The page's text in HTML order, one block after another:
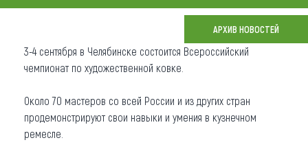
Что привезти (сувениры)
О регионе
Коллекция впечатлений
Другие рубрики
АРХИВ НОВОСТЕЙ
3-4 сентября в Челябинске состоится Всероссийский
чемпионат по художественной ковке.
Около 70 мастеров со всей России и из других стран
продемонстрируют свои навыки и умения в кузнечном
ремесле.